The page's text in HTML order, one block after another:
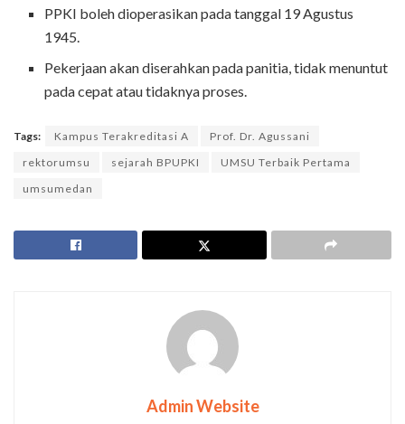
PPKI boleh dioperasikan pada tanggal 19 Agustus
1945.
Pekerjaan akan diserahkan pada panitia, tidak menuntut
pada cepat atau tidaknya proses.
Tags: Kampus Terakreditasi A
Prof. Dr. Agussani
rektorumsu
sejarah BPUPKI
UMSU Terbaik Pertama
umsumedan
Admin Website